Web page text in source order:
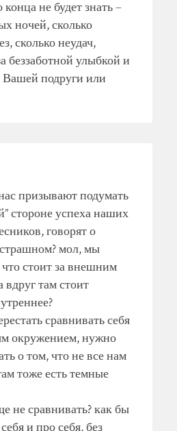
не будет знать –
ночей, сколько
сколько неудач,
беззаботной улыбкой и
Вашей подруги или
призывают подумать
стороне успеха наших
говорят о
мол, мы
стоит за внешним
вдруг там стоит
сравнивать себя
окружением, нужно
о том, что не все нам
тоже есть темные
не сравнивать? как бы
и про себя, без